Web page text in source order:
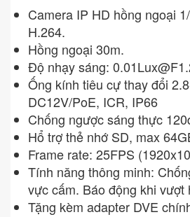
Camera IP HD hồng ngoại
H.264.
Hồng ngoại 30m.
Độ nhạy sáng:
Ống kính tiêu cự thay đổi
DC12V/PoE, ICR, IP66
Chống ngược sáng thực
Hổ trợ thẻ nhớ SD, max
Frame rate: 25FPS
Tính năng thông minh:
vực cấm. Báo động khi vượt
Tặng kèm adapter DVE